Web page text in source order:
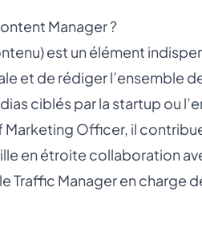
Manager ?
est un élément
et de rédiger l’ensemble
ciblés par la startup ou
Marketing Officer, il
en étroite collaboration
Traffic Manager en charge